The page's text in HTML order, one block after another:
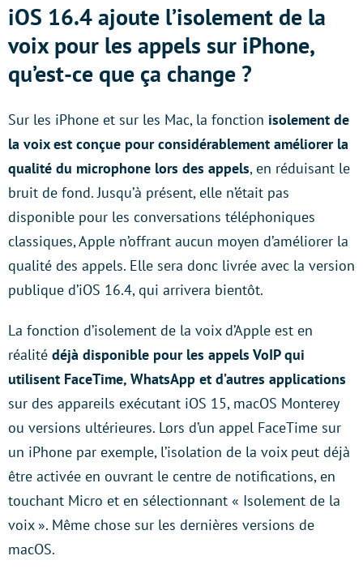
iOS 16.4 ajoute l’isolement de la
voix pour les appels sur iPhone,
qu’est-ce que ça change ?
Sur les iPhone et sur les Mac, la fonction isolement de
la voix est conçue pour considérablement améliorer la
qualité du microphone lors des appels, en réduisant le
bruit de fond. Jusqu’à présent, elle n’était pas
disponible pour les conversations téléphoniques
classiques, Apple n’offrant aucun moyen d’améliorer la
qualité des appels. Elle sera donc livrée avec la version
publique d’iOS 16.4, qui arrivera bientôt.
La fonction d’isolement de la voix d’Apple est en
réalité déjà disponible pour les appels VoIP qui
utilisent FaceTime, WhatsApp et d’autres applications
sur des appareils exécutant iOS 15, macOS Monterey
ou versions ultérieures. Lors d’un appel FaceTime sur
un iPhone par exemple, l’isolation de la voix peut déjà
être activée en ouvrant le centre de notifications, en
touchant Micro et en sélectionnant « Isolement de la
voix ». Même chose sur les dernières versions de
macOS.